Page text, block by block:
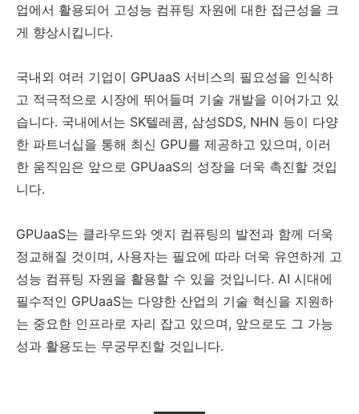
업에서 활용되어 고성능 컴퓨팅 자원에 대한 접근성을 크
게 향상시킵니다.
국내외 여러 기업이 GPUaaS 서비스의 필요성을 인식하
고 적극적으로 시장에 뛰어들며 기술 개발을 이어가고 있
습니다. 국내에서는 SK텔레콤, 삼성SDS, NHN 등이 다양
한 파트너십을 통해 최신 GPU를 제공하고 있으며, 이러
한 움직임은 앞으로 GPUaaS의 성장을 더욱 촉진할 것입
니다.
GPUaaS는 클라우드와 엣지 컴퓨팅의 발전과 함께 더욱
정교해질 것이며, 사용자는 필요에 따라 더욱 유연하게 고
성능 컴퓨팅 자원을 활용할 수 있을 것입니다. AI 시대에
필수적인 GPUaaS는 다양한 산업의 기술 혁신을 지원하
는 중요한 인프라로 자리 잡고 있으며, 앞으로도 그 가능
성과 활용도는 무궁무진할 것입니다.